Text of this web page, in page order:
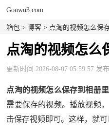
Gouwu3.com
箱包 >博客 > 点淘的视频怎么保
点淘的视频怎么
更新时间:2026-08-07 05:59:57 发
点淘的视频怎么保存到相册
需要保存的视频。播放视频
击保存视频即可。这样，就可